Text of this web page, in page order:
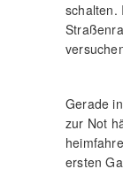
schalten.
Gerade
zur Not
ersten